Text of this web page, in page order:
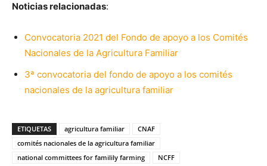
Noticias relacionadas:
Convocatoria 2021 del Fondo de apoyo a los Comités
Nacionales de la Agricultura Familiar
3ª convocatoria del fondo de apoyo a los comités
nacionales de la agricultura familiar
ETIQUETAS agricultura familiar
CNAF
comités nacionales de la agricultura familiar
national committees for familily farming
NCFF